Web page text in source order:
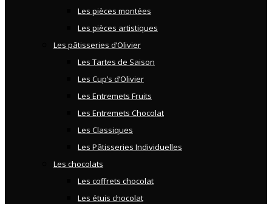
Les pièces montées
Les pièces artistiques
Les pâtisseries d’Olivier
Les Tartes de Saison
Les Cup’s d’Olivier
Les Entremets Fruits
Les Entremets Chocolat
Les Classiques
Les Pâtisseries Individuelles
Les chocolats
Les coffrets chocolat
Les étuis chocolat